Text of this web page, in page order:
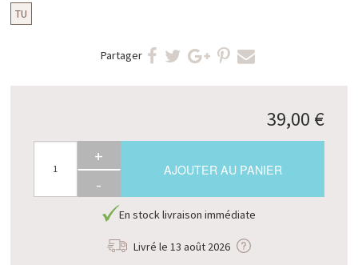
TU
Partager
39,00 €
+
-
AJOUTER AU PANIER
En stock livraison immédiate
Livré le 13 août 2026